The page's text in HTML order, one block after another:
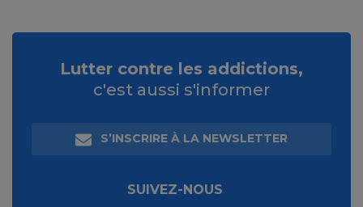
Lutter contre les addictions,
c'est aussi s'informer
S’INSCRIRE À LA NEWSLETTER
SUIVEZ-NOUS